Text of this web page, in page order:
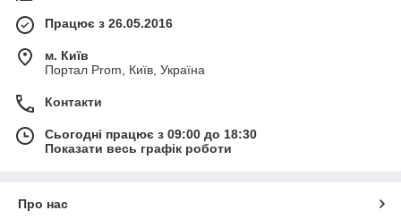
Працює з 26.05.2016
м. Київ
Портал Prom, Київ, Україна
Контакти
Сьогодні працює з 09:00 до 18:30
Показати весь графік роботи
Про нас